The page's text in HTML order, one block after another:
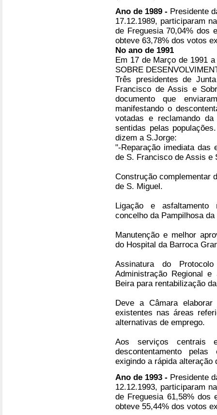
Ano de 1989 - Presidente
17.12.1989, participaram
de Freguesia 70,04% dos
obteve 63,78% dos votos
No ano de 1991
Em 17 de Março de 1991
SOBRE
Três presidentes de
Francisco de Assis e
documento que
manifestando o
votadas e reclamando
sentidas pelas
dizem a S.Jorge:
"-Reparação imediata das
de S. Francisco de Assis e
Construção complementar
de S. Miguel.
Ligação e
concelho da Pampilhosa
Manutenção e melhor
do Hospital da Barroca
Assinatura do
Administração Regional
Beira para rentabilização
Deve a Câmara
existentes nas áreas
alternativas de emprego.
Aos serviços centrais
descontentamento
exigindo a rápida
Ano de 1993 - Presidente
12.12.1993, participaram
de Freguesia 61,58% dos
obteve 55,44% dos votos